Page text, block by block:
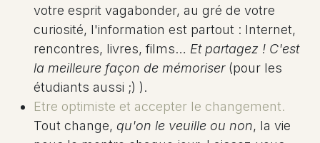
votre esprit vagabonder, au gré de votre
curiosité, l'information est partout : Internet,
rencontres, livres, films… Et partagez ! C'est
la meilleure façon de mémoriser(pour les
étudiants aussi ;) ).
Etre optimiste et accepter le changement.
Tout change, qu'on le veuille ou non, la vie